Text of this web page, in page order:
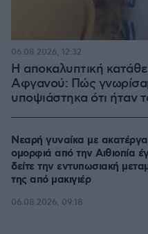
Η αποκαλυπτική
Αφγανού: Πώς
υποψιάστηκα ότι ήταν
06.08.2026, 12:32
Νεαρή γυναίκα με
ομορφιά από την Αιθιοπία
δείτε την εντυπωσιακή
της από μακιγιέρ
06.08.2026, 09:18